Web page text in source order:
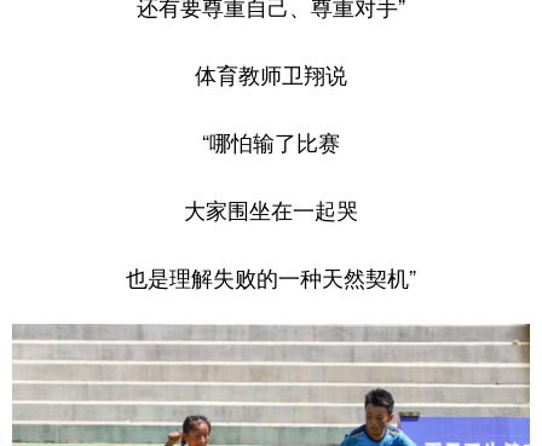
还有要尊重自己、尊重对手”
体育教师卫翔说
“哪怕输了比赛
大家围坐在一起哭
也是理解失败的一种天然契机”